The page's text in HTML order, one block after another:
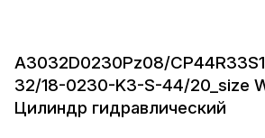
A3032D0230Pz08/
32/18-0230-K3-S-44/20_size
Цилиндр гидравлический